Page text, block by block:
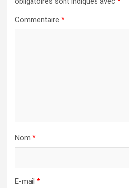
Commentaire *
Nom *
E-mail *